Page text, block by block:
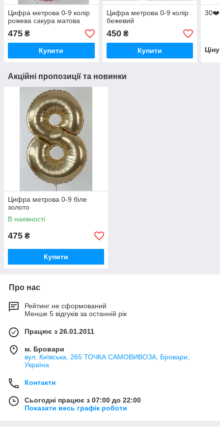
Цифра метрова 0-9 колір
рожева сакура матова
475 ₴
Купити
Цифра метрова 0-9 колір
бежевий
450₴
Купити
30❤️,
Акційні пропозиції та новинки
Цифра метрова 0-9 біле
золото
В наявності
475 ₴
Купити
Про нас
Рейтинг не сформований
Менше 5 відгуків за останній рік
Працює з 26.01.2011
м. Бровари
вул. Київська, 265 ТОЧКА САМОВИВОЗА, Бровари,
Україна
Контакти
Сьогодні працює з 07:00 до 22:00
Показати весь графік роботи